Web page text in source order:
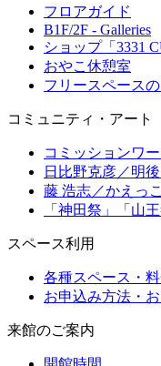
フロアガイド
B1F/2F - Galleries
ショップ「3331
おやこ休憩室
フリースペース
コミュニティ・アート
コミッションワ
日比野克彦／明
藤 浩志／かえっこ
「神田祭」「山
スペース利用
各種スペース・
お申込み方法・
来館のご案内